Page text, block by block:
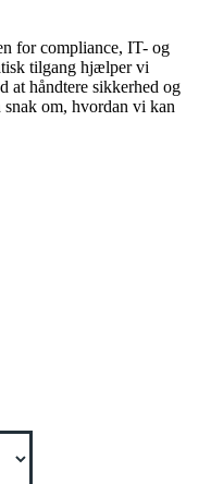
for compliance, IT- og
tilgang hjælper vi
at håndtere sikkerhed og
om, hvordan vi kan